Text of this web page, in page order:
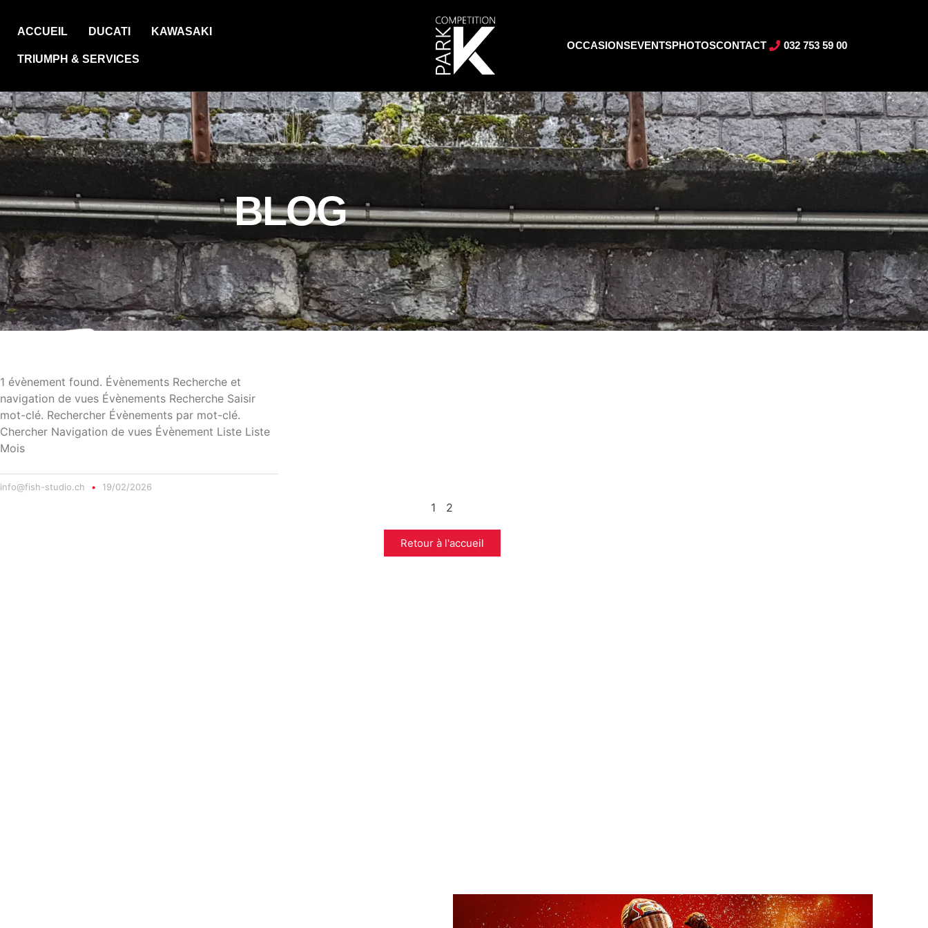
ACCUEIL DUCATI KAWASAKI
TRIUMPH & SERVICES
OCCASIONSEVENTSPHOTOSCONTACT 032 753 59 00
BLOG
1 évènement found. Évènements Recherche et
navigation de vues Évènements Recherche Saisir
mot-clé. Rechercher Évènements par mot-clé.
Chercher Navigation de vues Évènement Liste Liste
Mois
info@fish-studio.ch 19/02/2026
1 2
Retour à l'accueil